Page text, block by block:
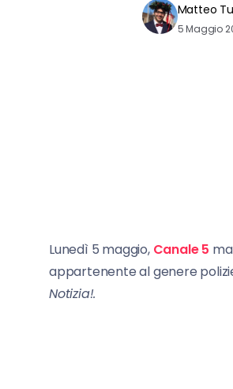
Matteo
5 Maggio
Lunedì 5 maggio, Canale 5
appartenente al genere
Notizia!.